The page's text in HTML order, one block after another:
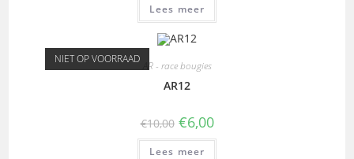
Lees meer
NIET OP VOORRAAD AR - race bougies
AR12
€10,00 €6,00
Lees meer